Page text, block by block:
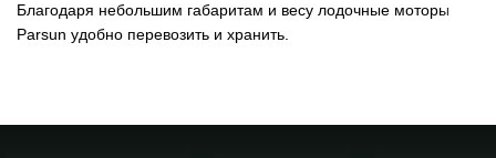
Благодаря небольшим габаритам и весу лодочные моторы
Parsun удобно перевозить и хранить.